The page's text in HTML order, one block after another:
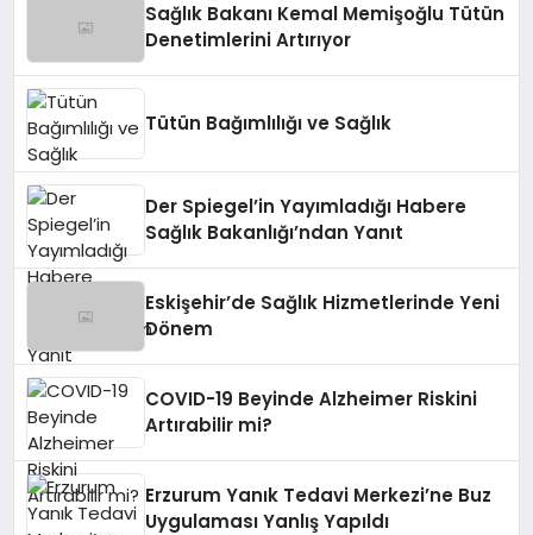
Sağlık Bakanı Kemal Memişoğlu Tütün
Denetimlerini Artırıyor
Tütün Bağımlılığı ve Sağlık
Der Spiegel’in Yayımladığı Habere
Sağlık Bakanlığı’ndan Yanıt
Eskişehir’de Sağlık Hizmetlerinde Yeni
Dönem
COVID-19 Beyinde Alzheimer Riskini
Artırabilir mi?
Erzurum Yanık Tedavi Merkezi’ne Buz
Uygulaması Yanlış Yapıldı